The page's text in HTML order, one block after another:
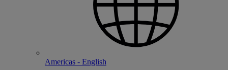
Americas - English